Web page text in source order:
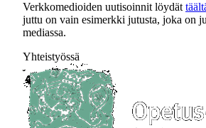
Verkkomedioiden uutisoinnit löydät
juttu on vain esimerkki jutusta, joka on
mediassa.
Yhteistyössä